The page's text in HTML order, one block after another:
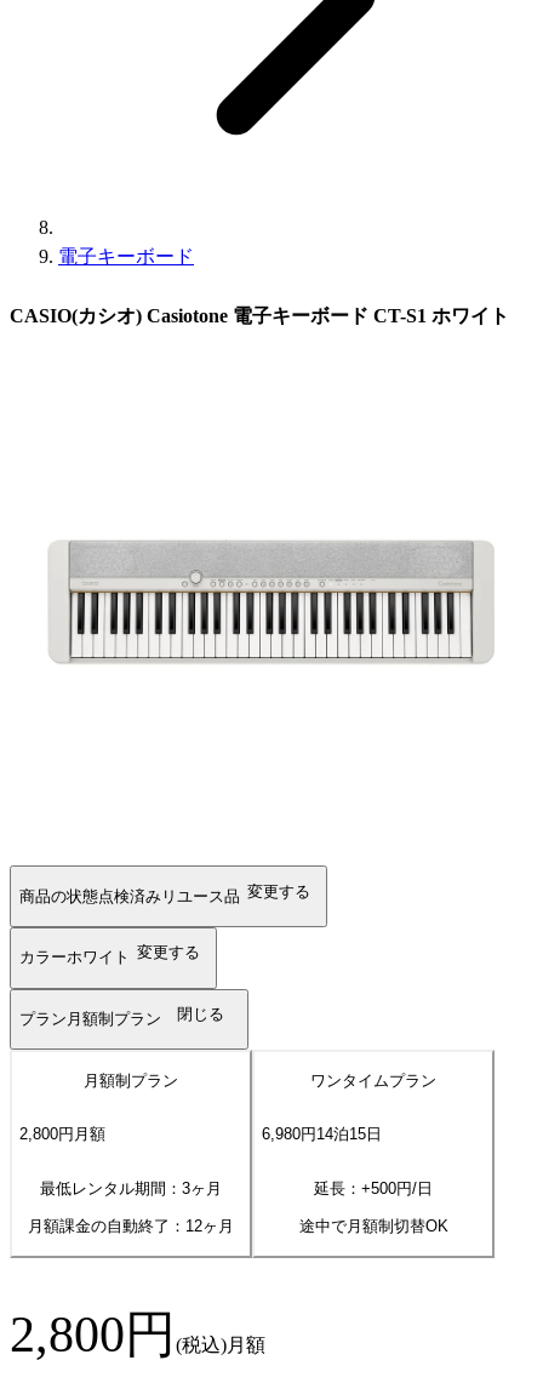
電子キーボード
CASIO(カシオ) Casiotone 電子キーボード CT-S1 ホワイト
商品の状態点検済みリユース品 変更する
カラーホワイト 変更する
プラン 月額制プラン 閉じる
月額制プラン
2,800円 月額
最低レンタル期間：3ヶ月
月額課金の自動終了： 12ヶ月
ワンタイムプラン
6,980円 14泊15 日
延長：+500円/日
途中で月額制切替OK
2,800円 (税込)月額